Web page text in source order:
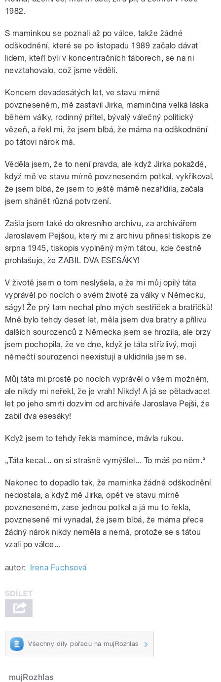
1982.
S maminkou se poznali až po válce, takže žádné
odškodnění, které se po listopadu 1989 začalo dávat
lidem, kteří byli v koncentračních táborech, se na ni
nevztahovalo, což jsme věděli.
Koncem devadesátých let, ve stavu mírně
povzneseném, mě zastavil Jirka, maminčina velká láska
během války, rodinný přítel, bývalý válečný politický
vězeň, a řekl mi, že jsem blbá, že máma na odškodnění
po tátovi nárok má.
Věděla jsem, že to není pravda, ale když Jirka pokaždé,
když mě ve stavu mírně povzneseném potkal, vykřikoval,
že jsem blbá, že jsem to ještě mámě nezařídila, začala
jsem shánět různá potvrzení.
Zašla jsem také do okresního archivu, za archivářem
Jaroslavem Pejšou, který mi z archivu přinesl tiskopis ze
srpna 1945, tiskopis vyplněný mým tátou, kde čestně
prohlašuje, že ZABIL DVA ESESÁKY!
V životě jsem o tom neslyšela, a že mi můj opilý táta
vyprávěl po nocích o svém životě za války v Německu,
ságy! Že prý tam nechal plno mých sestřiček a bratříčků!
Mně bylo tehdy deset let, měla jsem dva bratry a přílivu
dalších sourozenců z Německa jsem se hrozila, ale brzy
jsem pochopila, že ve dne, když je táta střízlivý, moji
němečtí sourozenci neexistují a uklidnila jsem se.
Můj táta mi prostě po nocích vyprávěl o všem možném,
ale nikdy mi neřekl, že je vrah! Nikdy! A já se pětadvacet
let po jeho smrti dozvím od archiváře Jaroslava Pejši, že
zabil dva esesáky!
Když jsem to tehdy řekla mamince, mávla rukou.
„Táta kecal... on si strašně vymýšlel... To máš po něm.“
Nakonec to dopadlo tak, že maminka žádné odškodnění
nedostala, a když mě Jirka, opět ve stavu mírně
povzneseném, zase jednou potkal a já mu to řekla,
povzneseně mi vynadal, že jsem blbá, že máma přece
žádný nárok nikdy neměla a nemá, protože se s tátou
vzali po válce...
autor: Irena Fuchsová
Všechny díly pořadu na mujRozhlas
mujRozhlas